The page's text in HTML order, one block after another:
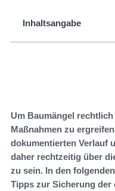
Inhaltsangabe
Um Baumängel
Maßnahmen zu
dokumentierten Verlauf
daher rechtzeitig über
zu sein. In den
Tipps zur Sicherung der